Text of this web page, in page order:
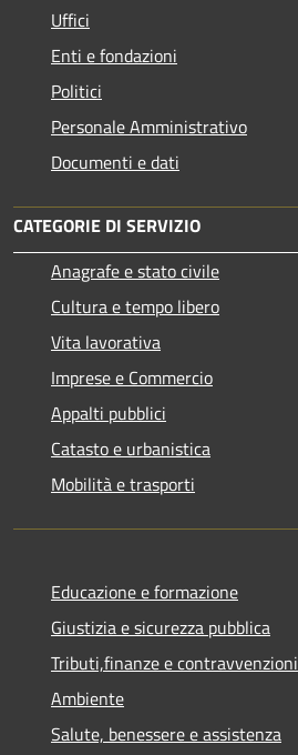
Uffici
Enti e fondazioni
Politici
Personale Amministrativo
Documenti e dati
CATEGORIE DI SERVIZIO
Anagrafe e stato civile
Cultura e tempo libero
Vita lavorativa
Imprese e Commercio
Appalti pubblici
Catasto e urbanistica
Mobilità e trasporti
Educazione e formazione
Giustizia e sicurezza pubblica
Tributi,finanze e contravvenzioni
Ambiente
Salute, benessere e assistenza